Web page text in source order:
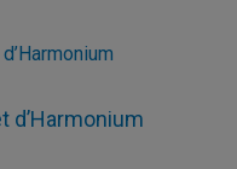
d’Harmonium